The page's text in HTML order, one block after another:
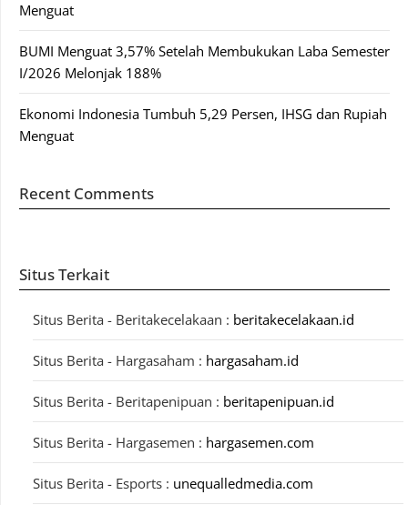
Menguat
BUMI Menguat 3,57% Setelah Membukukan Laba Semester
I/2026 Melonjak 188%
Ekonomi Indonesia Tumbuh 5,29 Persen, IHSG dan Rupiah
Menguat
Recent Comments
Situs Terkait
Situs Berita - Beritakecelakaan : beritakecelakaan.id
Situs Berita - Hargasaham : hargasaham.id
Situs Berita - Beritapenipuan : beritapenipuan.id
Situs Berita - Hargasemen : hargasemen.com
Situs Berita - Esports : unequalledmedia.com